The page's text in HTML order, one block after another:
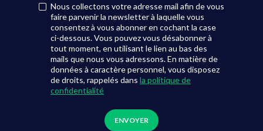
Nous collectons votre adresse mail afin de vous
faire parvenir la newsletter à laquelle vous
consentez à vous abonner en cochant la case
ci-dessous. Vous pouvez vous désabonner à
tout moment, en utilisant le lien au bas des
mails que nous vous adressons. En matière de
données à caractère personnel, vous disposez
de droits, rappelés dans la politique de
confidentialité